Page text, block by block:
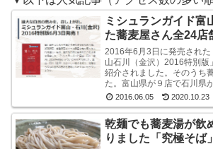
ミシュランガイド富
た蕎麦屋さん全24店
2016年6月3日に発売され
山石川（金沢）2016特別
紹介されました。そのうち
た。富山県が９店で石川県
のとおりです。ミシュラン
沢...
2016.06.05 2020.10.23
乾麺でも蕎麦湯が飲
りました「究極そば」